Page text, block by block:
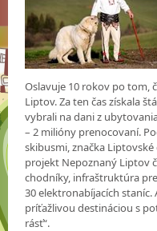
Oslavuje 10 rokov po tom,
Liptov. Za ten čas získala
vybrali na dani z
– 2 milióny prenocovaní.
skibusmi, značka
projekt Nepoznaný Liptov
chodníky, infraštruktúra
30 elektronabíjacích
príťažlivou destináciou s
rásť“.